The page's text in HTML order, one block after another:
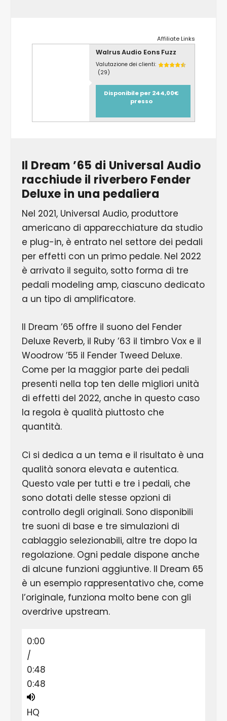
Affiliate Links
Walrus Audio Eons Fuzz
Valutazione dei clienti:
(29)
Disponibile per 244,00€
presso
Il Dream ’65 di Universal Audio
racchiude il riverbero Fender
Deluxe in una pedaliera
Nel 2021, Universal Audio, produttore
americano di apparecchiature da studio
e plug-in, è entrato nel settore dei pedali
per effetti con un primo pedale. Nel 2022
è arrivato il seguito, sotto forma di tre
pedali modeling amp, ciascuno dedicato
a un tipo di amplificatore.
Il Dream ’65 offre il suono del Fender
Deluxe Reverb, il Ruby ’63 il timbro Vox e il
Woodrow ’55 il Fender Tweed Deluxe.
Come per la maggior parte dei pedali
presenti nella top ten delle migliori unità
di effetti del 2022, anche in questo caso
la regola è qualità piuttosto che
quantità.
Ci si dedica a un tema e il risultato è una
qualità sonora elevata e autentica.
Questo vale per tutti e tre i pedali, che
sono dotati delle stesse opzioni di
controllo degli originali. Sono disponibili
tre suoni di base e tre simulazioni di
cablaggio selezionabili, altre tre dopo la
regolazione. Ogni pedale dispone anche
di alcune funzioni aggiuntive. Il Dream 65
è un esempio rappresentativo che, come
l’originale, funziona molto bene con gli
overdrive upstream.
0:00
/
0:48
0:48
HQ